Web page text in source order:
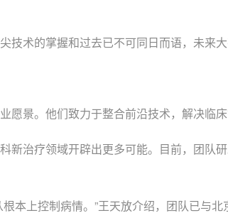
术的掌握和过去已不可同日而语，未来大
景。他们致力于整合前沿技术，解决临床
治疗领域开辟出更多可能。目前，团队
上控制病情。”王天放介绍，团队已与